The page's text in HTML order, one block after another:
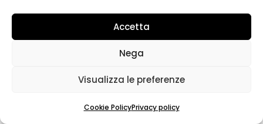
Accetta
Nega
Visualizza le preferenze
Cookie PolicyPrivacy policy
Prima (prevenzione)
Crea unregistro fornitoricon VIES, visure
Definisci criteri di congruità
contrattitipo con clausole su